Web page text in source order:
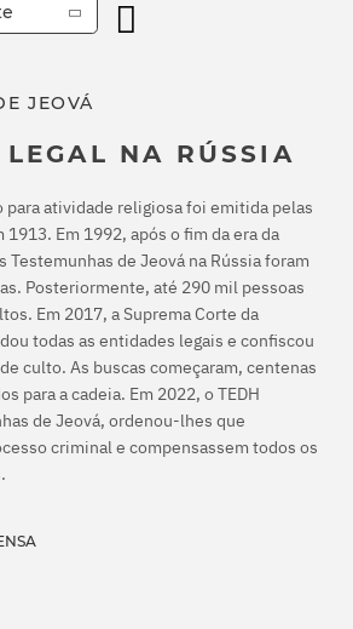
JEOVÁ
NA RÚSSIA
para atividade religiosa foi emitida pelas
Em 1992, após o fim da era da
Testemunhas de Jeová na Rússia foram
Posteriormente, até 290 mil pessoas
Em 2017, a Suprema Corte da
todas as entidades legais e confiscou
culto. As buscas começaram, centenas
para a cadeia. Em 2022, o TEDH
de Jeová, ordenou-lhes que
criminal e compensassem todos os